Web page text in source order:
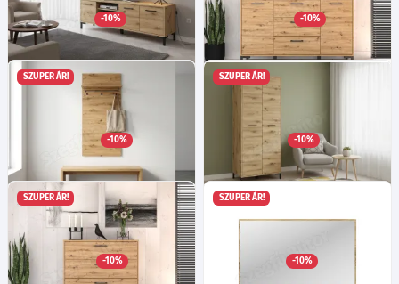
Ma:54 Mé:34cm
-10%
66 695 Ft
Ma:200 Sz:55 Mé:34cm
-10%
76 145 Ft
Nerina 20 Tv-állvány - Artisan
Mé:40cm
-10%
77 135
Nerina 12 komód - Artisan
Sz:138
-10%
114 575Ft
SZUPER ÁR!
Nerina 15 előszobafal -
Artisan tölgy
Ma:145 Sz:69 Mé:27cm
-10%
43 205 Ft
SZUPER ÁR!
tölgy
-10%
115 655
SZUPER ÁR! SZUPER ÁR!